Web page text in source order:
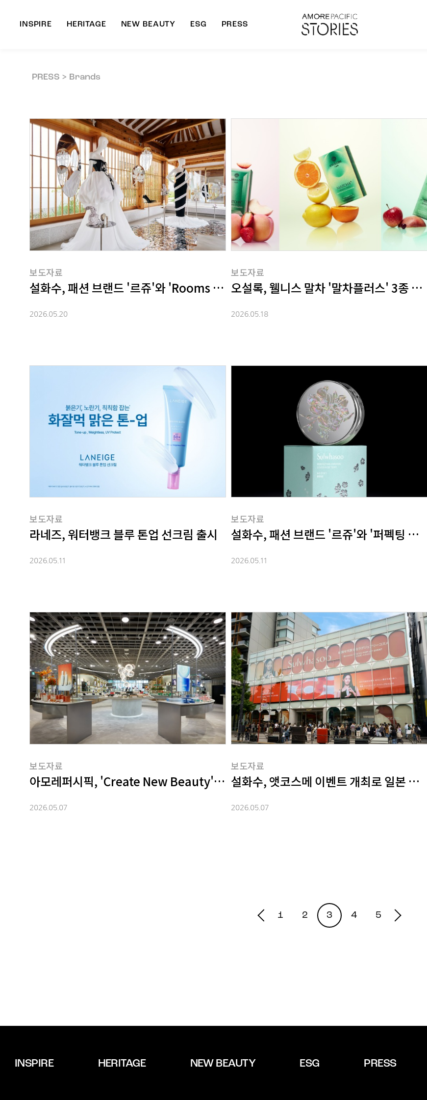
INSPIRE HERITAGE NEW BEAUTY ESG PRESS
PRESS > Brands
보도자료
설화수, 패션 브랜드 '르쥬'와 'Rooms of Women' 전시 개최
2026.05.20
보도자료
오설록, 웰니스 말차 '말차플러스' 3종 출시
2026.05.18
보도자료
라네즈, 워터뱅크 블루 톤업 선크림 출시
2026.05.11
보도자료
설화수, 패션 브랜드 '르쥬'와 '퍼펙팅 쿠
2026.05.11
보도자료
아모레퍼시픽, 'Create New Beauty' 비전 담은 플래그십 스토어 '아모레용산' 오픈
2026.05.07
보도자료
설화수, 앳코스메 이벤트 개최로 일본 시
2026.05.07
1 2 3 4 5
HERITAGE
INSPIRE ESG PRESS
NEW BEAUTY